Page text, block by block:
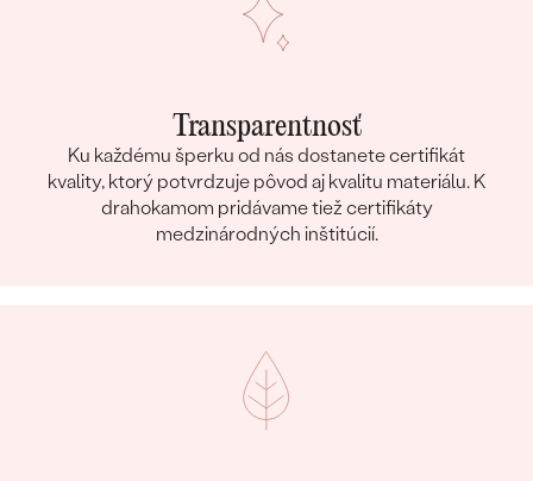
Transparentnosť
Ku každému šperku od nás dostanete certifikát
kvality, ktorý potvrdzuje pôvod aj kvalitu materiálu. K
drahokamom pridávame tiež certifikáty
medzinárodných inštitúcií.